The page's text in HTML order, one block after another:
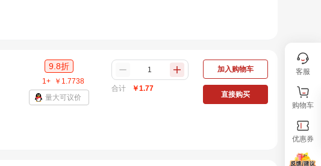
9.8折
1+ ￥ 1.7738
量大可议价
合计 ￥1.77
加入购物车
直接购买
客服
购物车
优惠券